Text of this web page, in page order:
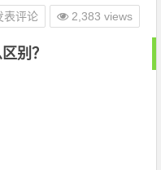
别？
表评论 2,383 views